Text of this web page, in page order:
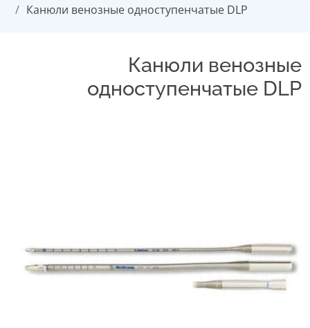
Канюли венозные одноступенчатые DLP
Канюли венозные
одноступенчатые DLP